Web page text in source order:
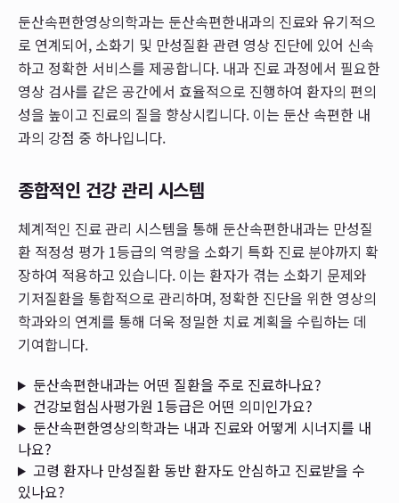
둔산속편한영상의학과는 둔산속편한내과의 진료와 유기적으
로 연계되어, 소화기 및 만성질환 관련 영상 진단에 있어 신속
하고 정확한 서비스를 제공합니다. 내과 진료 과정에서 필요한
영상 검사를 같은 공간에서 효율적으로 진행하여 환자의 편의
성을 높이고 진료의 질을 향상시킵니다. 이는 둔산 속편한 내
과의 강점 중 하나입니다.
종합적인 건강 관리 시스템
체계적인 진료 관리 시스템을 통해 둔산속편한내과는 만성질
환 적정성 평가 1등급의 역량을 소화기 특화 진료 분야까지 확
장하여 적용하고 있습니다. 이는 환자가 겪는 소화기 문제와
기저질환을 통합적으로 관리하며, 정확한 진단을 위한 영상의
학과와의 연계를 통해 더욱 정밀한 치료 계획을 수립하는 데
기여합니다.
둔산속편한내과는 어떤 질환을 주로 진료하나요?
건강보험심사평가원 1등급은 어떤 의미인가요?
둔산속편한영상의학과는 내과 진료와 어떻게 시너지를 내
나요?
고령 환자나 만성질환 동반 환자도 안심하고 진료받을 수
있나요?